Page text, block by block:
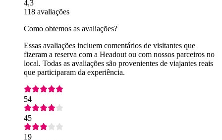
4,3
118 avaliações
Como obtemos as avaliações?
Essas avaliações incluem comentários de visitantes que
fizeram a reserva com a Headout ou com nossos parceiros no
local. Todas as avaliações são provenientes de viajantes reais
que participaram da experiência.
54
45
19